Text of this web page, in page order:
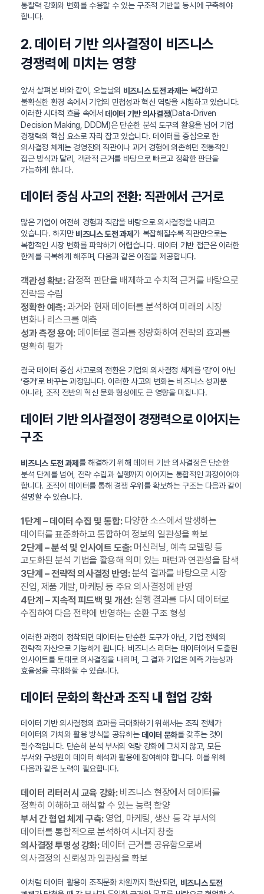
통찰력 강화와 변화를 수용할 수 있는 구조적 기반을 동시에 구축해야
합니다.
2. 데이터 기반 의사결정이 비즈니스
경쟁력에 미치는 영향
앞서 살펴본 바와 같이, 오늘날의 비즈니스 도전 과제 는 복잡하고
불확실한 환경 속에서 기업의 민첩성과 혁신 역량을 시험하고 있습니다.
이러한 시대적 흐름 속에서 데이터 기반 의사결정(Data-Driven
Decision Making, DDDM)은 단순한 분석 도구의 활용을 넘어 기업
경쟁력의 핵심 요소로 자리 잡고 있습니다. 데이터를 중심으로 한
의사결정 체계는 경영진의 직관이나 과거 경험에 의존하던 전통적인
접근 방식과 달리, 객관적 근거를 바탕으로 빠르고 정확한 판단을
가능하게 합니다.
데이터 중심 사고의 전환: 직관에서 근거로
많은 기업이 여전히 경험과 직감을 바탕으로 의사결정을 내리고
있습니다. 하지만 비즈니스 도전 과제가 복잡해질수록 직관만으로는
복합적인 시장 변화를 파악하기 어렵습니다. 데이터 기반 접근은 이러한
한계를 극복하게 해주며, 다음과 같은 이점을 제공합니다.
객관성 확보:감정적 판단을 배제하고 수치적 근거를 바탕으로
전략을 수립
정확한 예측:과거와 현재 데이터를 분석하여 미래의 시장
변화나 리스크를 예측
성과 측정 용이:데이터로 결과를 정량화하여 전략의 효과를
명확히 평가
결국 데이터 중심 사고로의 전환은 기업의 의사결정 체계를 ‘감’이 아닌
‘증거’로 바꾸는 과정입니다. 이러한 사고의 변화는 비즈니스 성과뿐
아니라, 조직 전반의 혁신 문화 형성에도 큰 영향을 미칩니다.
데이터 기반 의사결정이 경쟁력으로 이어지는
구조
비즈니스 도전 과제 를 해결하기 위해 데이터 기반 의사결정은 단순한
분석 단계를 넘어, 전략 수립과 실행까지 이어지는 통합적인 과정이어야
합니다. 조직이 데이터를 통해 경쟁 우위를 확보하는 구조는 다음과 같이
설명할 수 있습니다.
1단계 – 데이터 수집 및 통합:다양한 소스에서 발생하는
데이터를 표준화하고 통합하여 정보의 일관성을 확보
2단계 – 분석 및 인사이트 도출:머신러닝, 예측 모델링 등
고도화된 분석 기법을 활용해 의미 있는 패턴과 연관성을 탐색
3단계 – 전략적 의사결정 반영:분석 결과를 바탕으로 시장
진입, 제품 개발, 마케팅 등 주요 의사결정에 반영
4단계 – 지속적 피드백 및 개선:실행 결과를 다시 데이터로
수집하여 다음 전략에 반영하는 순환 구조 형성
이러한 과정이 정착되면 데이터는 단순한 도구가 아닌, 기업 전체의
전략적 자산으로 기능하게 됩니다. 비즈니스 리더는 데이터에서 도출된
인사이트를 토대로 의사결정을 내리며, 그 결과 기업은 예측 가능성과
효율성을 극대화할 수 있습니다.
데이터 문화의 확산과 조직 내 협업 강화
데이터 기반 의사결정의 효과를 극대화하기 위해서는 조직 전체가
데이터의 가치와 활용 방식을 공유하는 데이터 문화를 갖추는 것이
필수적입니다. 단순히 분석 부서의 역량 강화에 그치지 않고, 모든
부서와 구성원이 데이터 해석과 활용에 참여해야 합니다. 이를 위해
다음과 같은 노력이 필요합니다.
데이터 리터러시 교육 강화:비즈니스 현장에서 데이터를
정확히 이해하고 해석할 수 있는 능력 함양
부서 간 협업 체계 구축:영업, 마케팅, 생산 등 각 부서의
데이터를 통합적으로 분석하여 시너지 창출
의사결정 투명성 강화:데이터 근거를 공유함으로써
의사결정의 신뢰성과 일관성을 확보
이처럼 데이터 활용이 조직문화 차원까지 확산되면, 비즈니스 도전